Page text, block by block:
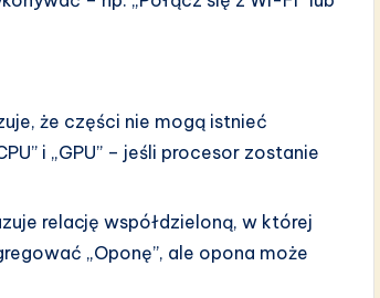
że części nie mogą istnieć
i „GPU” – jeśli procesor zostanie
relację współdzieloną, w której
„Oponę”, ale opona może